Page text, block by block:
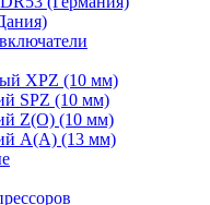
XPZ (10 мм)
SPZ (10 мм)
Z(О) (10 мм)
А(А) (13 мм)